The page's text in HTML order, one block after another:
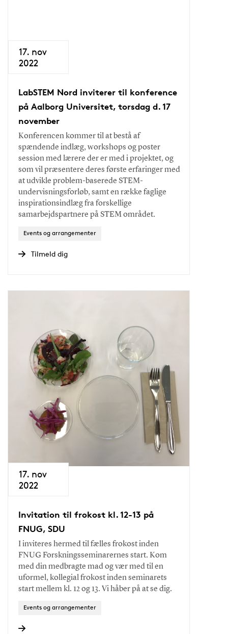
17. nov
2022
LabSTEM Nord inviterer til konference
på Aalborg Universitet, torsdag d. 17
november
Konferencen kommer til at bestå af
spændende indlæg, workshops og poster
session med lærere der er med i projektet, og
som vil præsentere deres første erfaringer med
at udvikle problem-baserede STEM-
undervisningsforløb, samt en række faglige
inspirationsindlæg fra forskellige
samarbejdspartnere på STEM området.
Events og arrangementer
Tilmeld dig
17. nov
2022
Invitation til frokost kl. 12-13 på
FNUG, SDU
I inviteres hermed til fælles frokost inden
FNUG Forskningsseminarernes start. Kom
med din medbragte mad og vær med til en
uformel, kollegial frokost inden seminarets
start mellem kl. 12 og 13. Vi håber på at se dig.
Events og arrangementer